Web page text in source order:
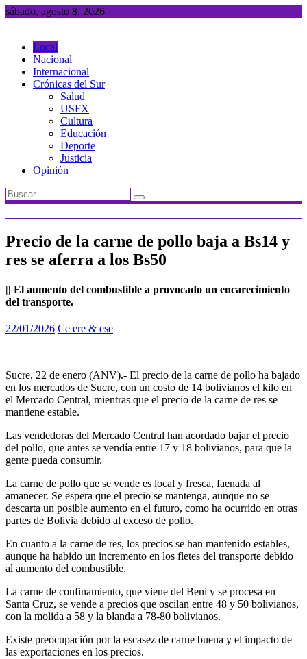
Saltar
sábado, agosto 8, 2026
Local
Nacional
Internacional
Crónicas del Sur
Salud
USFX
Cultura
Educación
Deporte
Justicia
Opinión
Precio de la carne de pollo baja a Bs14 y
res se aferra a los Bs50
|| El aumento del combustible a provocado un encarecimiento
del transporte.
22/01/2026 Ce ere & ese
Sucre, 22 de enero (ANV).- El precio de la carne de pollo ha bajado
en los mercados de Sucre, con un costo de 14 bolivianos el kilo en
el Mercado Central, mientras que el precio de la carne de res se
mantiene estable.
Las vendedoras del Mercado Central han acordado bajar el precio
del pollo, que antes se vendía entre 17 y 18 bolivianos, para que la
gente pueda consumir.
La carne de pollo que se vende es local y fresca, faenada al
amanecer. Se espera que el precio se mantenga, aunque no se
descarta un posible aumento en el futuro, como ha ocurrido en otras
partes de Bolivia debido al exceso de pollo.
En cuanto a la carne de res, los precios se han mantenido estables,
aunque ha habido un incremento en los fletes del transporte debido
al aumento del combustible.
La carne de confinamiento, que viene del Beni y se procesa en
Santa Cruz, se vende a precios que oscilan entre 48 y 50 bolivianos,
con la molida a 58 y la blanda a 78-80 bolivianos.
Existe preocupación por la escasez de carne buena y el impacto de
las exportaciones en los precios.